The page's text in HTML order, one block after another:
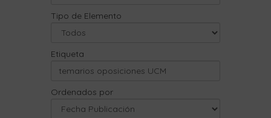
Tipo de Elemento
Etiqueta
Ordenados por